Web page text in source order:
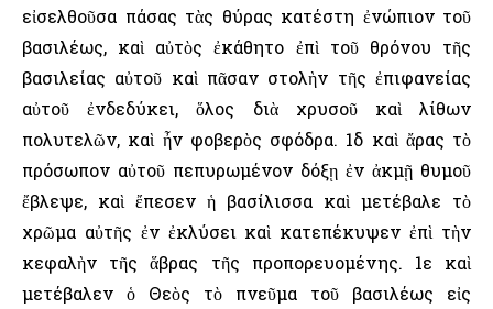
εἰσελθοῦσα πάσας τὰς θύρας κατέστη ἐνώπιον τοῦ
βασιλέως, καὶ αὐτὸς ἐκάθητο ἐπὶ τοῦ θρόνου τῆς
βασιλείας αὐτοῦ καὶ πᾶσαν στολὴν τῆς ἐπιφανείας
αὐτοῦ ἐνδεδύκει, ὅλος διὰ χρυσοῦ καὶ λίθων
πολυτελῶν, καὶ ἦν φοβερὸς σφόδρα. 1δ καὶ ἄρας τὸ
πρόσωπον αὐτοῦ πεπυρωμένον δόξῃ ἐν ἀκμῇ θυμοῦ
ἔβλεψε, καὶ ἔπεσεν ἡ βασίλισσα καὶ μετέβαλε τὸ
χρῶμα αὐτῆς ἐν ἐκλύσει καὶ κατεπέκυψεν ἐπὶ τὴν
κεφαλὴν τῆς ἅβρας τῆς προπορευομένης. 1ε καὶ
μετέβαλεν ὁ Θεὸς τὸ πνεῦμα τοῦ βασιλέως εἰς